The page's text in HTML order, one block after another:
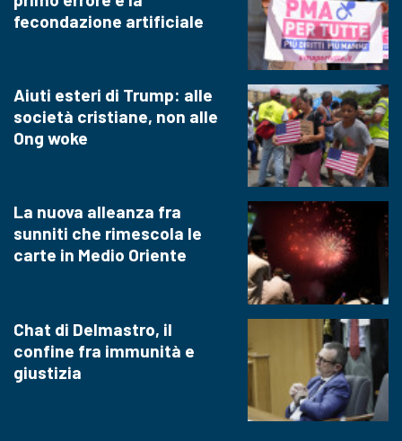
fecondazione artificiale
Aiuti esteri di Trump: alle
società cristiane, non alle
Ong woke
La nuova alleanza fra
sunniti che rimescola le
carte in Medio Oriente
Chat di Delmastro, il
confine fra immunità e
giustizia